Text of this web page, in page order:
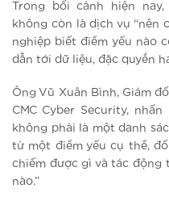
Trong bối cảnh hiện
không còn là dịch vụ “nên
nghiệp biết điểm yếu nào
dẫn tới dữ liệu, đặc quyền
Ông Vũ Xuân Bình, Giám
CMC Cyber Security,
không phải là một danh
từ một điểm yếu cụ thể,
chiếm được gì và tác động
nào.”